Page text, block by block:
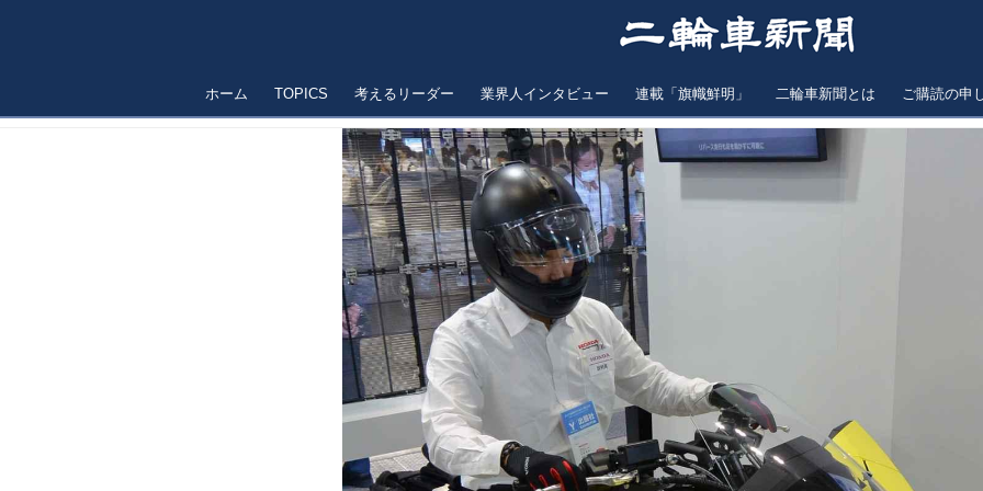
ホーム TOPICS 考えるリーダー 業界人インタビュー 連載「旗幟鮮明」 二輪車新聞とは ご購読の申